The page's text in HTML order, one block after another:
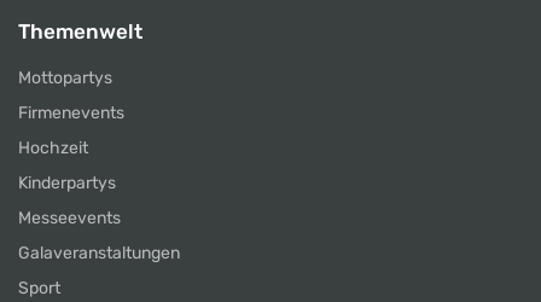
Themenwelt
Mottopartys
Firmenevents
Hochzeit
Kinderpartys
Messeevents
Galaveranstaltungen
Sport